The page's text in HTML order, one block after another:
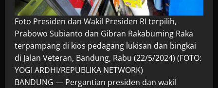
Foto Presiden dan Wakil Presiden RI terpilih,
Prabowo Subianto dan Gibran Rakabuming Raka
terpampang di kios pedagang lukisan dan bingkai
di Jalan Veteran, Bandung, Rabu (22/5/2024) (FOTO:
YOGI ARDHI/REPUBLIKA NETWORK)
BANDUNG — Pergantian presiden dan wakil